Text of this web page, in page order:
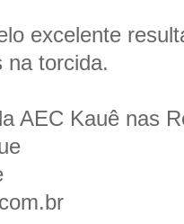
excelente
na torcida.
AEC Kauê nas